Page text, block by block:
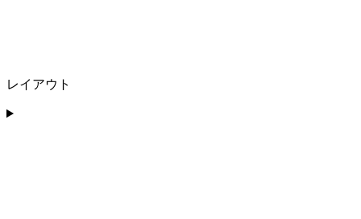
レイアウト